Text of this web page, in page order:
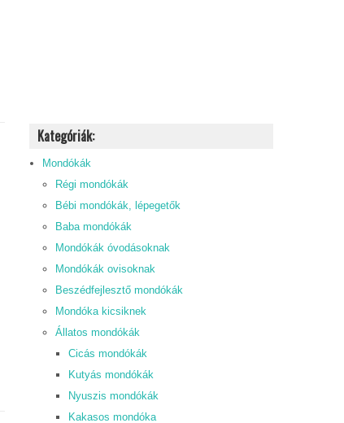
Kategóriák:
Mondókák
Régi mondókák
Bébi mondókák, lépegetők
Baba mondókák
Mondókák óvodásoknak
Mondókák ovisoknak
Beszédfejlesztő mondókák
Mondóka kicsiknek
Állatos mondókák
Cicás mondókák
Kutyás mondókák
Nyuszis mondókák
Kakasos mondóka